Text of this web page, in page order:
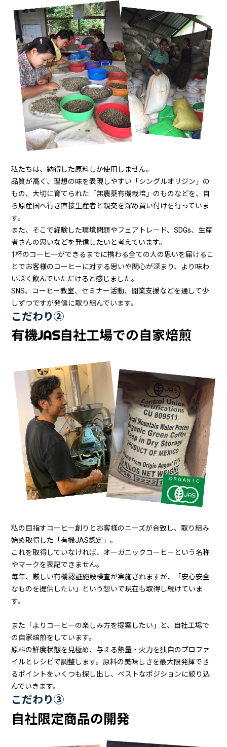
私たちは、納得した原料しか使用しません。
品質が高く、理想の味を表現しやすい「シングルオリジン」の
もの、大切に育てられた「無農薬有機栽培」のものなどを、自
ら原産国へ行き直接生産者と親交を深め買い付けを行っていま
す。
また、そこで経験した環境問題やフェアトレード、SDGs、生産
者さんの思いなどを発信したいと考えています。
1杯のコーヒーができるまでに携わる全ての人の思いを届けるこ
とでお客様のコーヒーに対する思いや関心が深まり、より味わ
い深く飲んでいただけると感じました。
SNS、コーヒー教室、セミナー活動、開業支援などを通して少
しずつですが発信に取り組んでいます。
こだわり②
有機JAS自社工場での自家焙煎
私の目指すコーヒー創りとお客様のニーズが合致し、取り組み
始め取得した「有機JAS認定」。
これを取得していなければ、オーガニックコーヒーという名称
やマークを表記できません。
毎年、厳しい有機認証施設検査が実施されますが、「安心安全
なものを提供したい」という想いで現在も取得し続けていま
す。
また「よりコーヒーの楽しみ方を提案したい」と、自社工場で
の自家焙煎をしています。
原料の鮮度状態を見極め、与える熱量・火力を独自のプロファ
イルとレシピで調整します。原料の美味しさを最大限発揮でき
るポイントをいくつも探し出し、ベストなポジションに絞り込
んでいきます。
こだわり③
自社限定商品の開発